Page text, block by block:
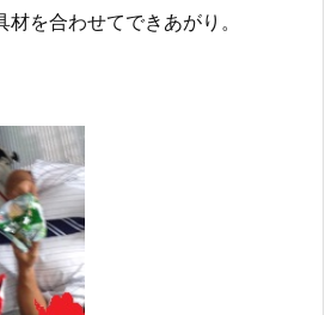
を合わせてできあがり。